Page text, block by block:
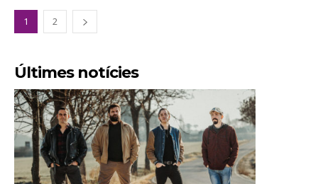
1 2
Últimes notícies